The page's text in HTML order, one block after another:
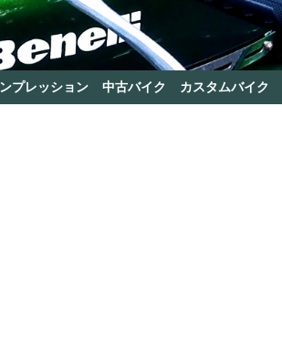
プレッション 中古バイク カスタムバイク